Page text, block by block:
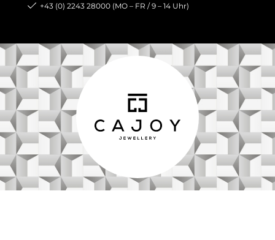
+43 (0) 2243 28000 (MO – FR / 9 – 14 Uhr)